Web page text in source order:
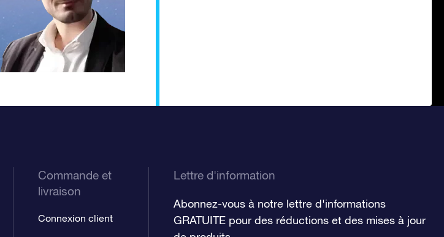
Commande et
livraison
Connexion client
Lettre d'information
Abonnez-vous à notre lettre d'informations
GRATUITE pour des réductions et des mises à jour